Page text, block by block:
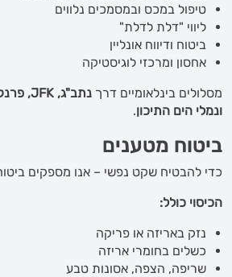
טיפול במכס ובמסמכים נלווים
ליווי "דלת לדלת"
ביטוח ודיווח אונליין
אחסון ומרכזי לוגיסטיקה
מסלולים בינלאומיים דרך נתב"ג, JFK,
ונמלי הים התיכון.
ביטוח מטענים
כדי להבטיח שקט נפשי – אנו מספקים
הכיסוי כולל:
נזק באריזה או פריקה
כשלים בחומרי אריזה
שריפה, הצפה, אסונות טבע